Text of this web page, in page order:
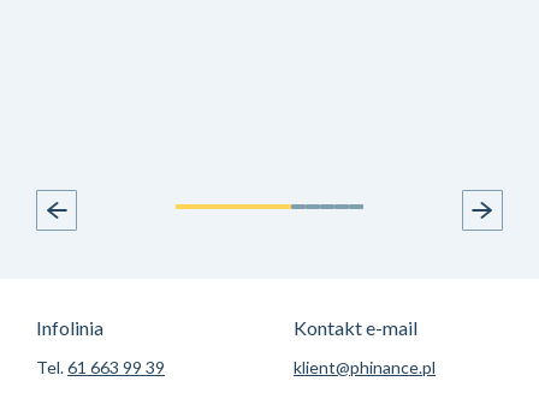
Infolinia
Tel.61 663 99 39
Kontakt e-mail
klient@phinance.pl